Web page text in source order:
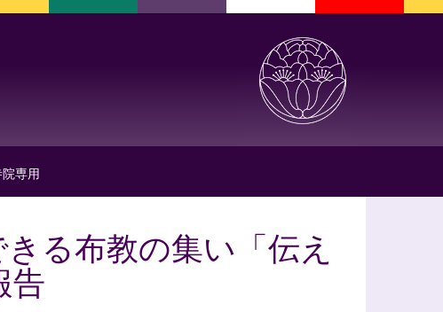
院専用
る布教の集い「伝え
告